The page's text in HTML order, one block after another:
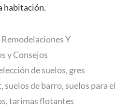
habitación.
Remodelaciones Y
y Consejos
de suelos, gres
, suelos de barro, suelos para el
,tarimas flotantes